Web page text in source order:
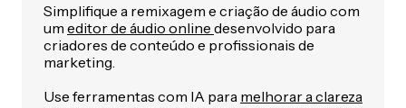
Simplifique a remixagem e criação de áudio com
um editor de áudio online desenvolvido para
criadores de conteúdo e profissionais de
marketing.
Use ferramentas com IA para melhorar a clareza